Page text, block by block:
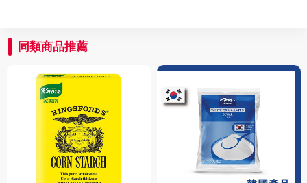
同類商品推薦